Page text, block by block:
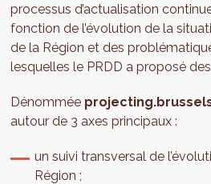
processus d’actualisation
fonction de l’évolution de la
de la Région et des
lesquelles le PRDD a proposé
Dénommée
autour de 3 axes principaux :
un suivi transversal de
Région ;